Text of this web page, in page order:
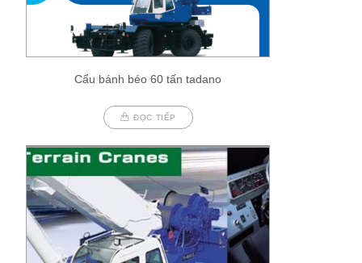
Cẩu bánh béo 60 tấn tadano
ĐỌC TIẾP